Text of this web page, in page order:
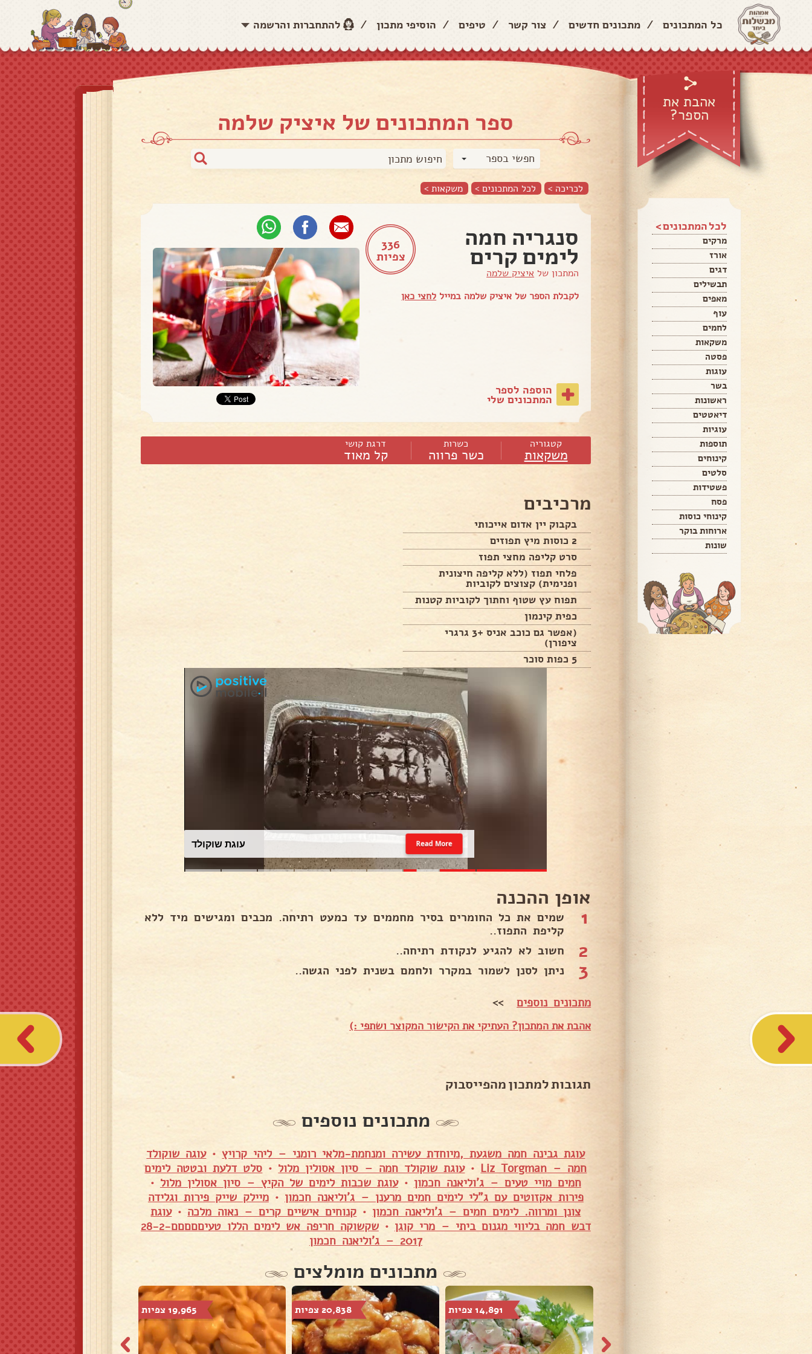
כל המתכונים / מתכונים חדשים / צור קשר / טיפים / הוסיפי מתכון / להתחברות והרשמה
אהבת את
הספר?
לכל המתכונים >
מרקים
אורז
דגים
תבשילים
מאפים
עוף
לחמים
משקאות
פסטה
עוגות
בשר
ראשונות
דיאטטים
עוגיות
תוספות
קינוחים
סלטים
פשטידות
פסח
קינוחי כוסות
ארוחות בוקר
שונות
ספר המתכונים של איציק שלמה
חפשי בספר
לכריכה > לכל המתכונים > משקאות >
336
צפיות
סנגריה חמה
לימים קרים
המתכון של איציק שלמה
לקבלת הספר של איציק שלמה במייל לחצי כאן
הוספה לספר
המתכונים שלי
קטגוריה
משקאות
כשרות
כשר פרווה
דרגת קושי
קל מאוד
מרכיבים
בקבוק יין אדום אייכותי
2 כוסות מיץ תפוזים
סרט קליפה מחצי תפוז
פלחי תפוז (ללא קליפה חיצונית
ופנימית) קצוצים לקוביות
תפוח עץ שטוף וחתוך לקוביות קטנות
כפית קינמון
(אפשר גם כוכב אניס +3 גרגרי
ציפורן)
5 כפות סוכר
עוגת שוקולד Read More
אופן ההכנה
1
שמים את כל החומרים בסיר מחממים עד כמעט רתיחה. מכבים ומגישים מיד ללא
קליפת התפוז..
2 חשוב לא להגיע לנקודת רתיחה..
3 ניתן לסנן לשמור במקרר ולחמם בשנית לפני הגשה..
מתכונים נוספים>>
אהבת את המתכון? העתיקי את הקישור המקוצר ושתפי :)
תגובות למתכון מהפייסבוק
מתכונים נוספים
עוגת גבינה חמה משגעת ,מיוחדת עשירה ומנחמת-מלאי רומני – ליהי קרויץ•עוגה שוקולד
חמה – Liz Torgman
•עוגת שוקולד חמה – סיון אסולין מלול • סלט דלעת ובטטה לימים
חמים מויי טעים – ג'וליאנה חכמון •עוגת שכבות לימים של הקיץ – סיון אסולין מלול •
פירות אקזוטים עם ג"לי לימים חמים מרענן – ג'וליאנה חכמון •מיילק שייק פירות וגלידה
צונן ומרווה. לימים חמים – ג'וליאנה חכמון • קנוחים אישיים קרים – נאוה מלכה •עוגת
דבש חמה בליווי מגנום ביתי – מרי קוגן •
שקשוקה חריפה אש לימים הללו טעיםםםםם28-2-
2017 – ג'וליאנה חכמון
מתכונים מומלצים
14,891 צפיות 20,838 צפיות 19,965 צפיות